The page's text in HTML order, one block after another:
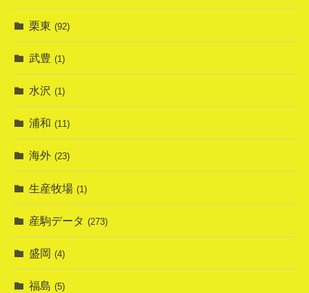
栗東 (92)
武豊 (1)
水沢 (1)
浦和 (11)
海外 (23)
生産牧場 (1)
産駒データ (273)
盛岡 (4)
福島 (5)